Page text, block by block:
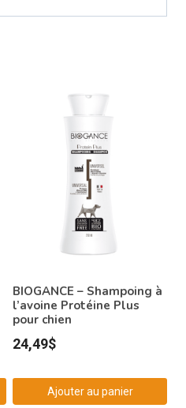
BIOGANCE – Shampoing à
l’avoine Protéine Plus
pour chien
24,49$
Ajouter au panier